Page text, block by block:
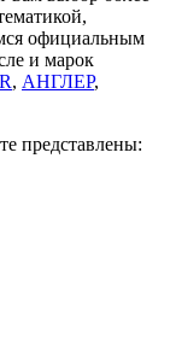
официальным
и марок
, АНГЛЕР,
представлены: